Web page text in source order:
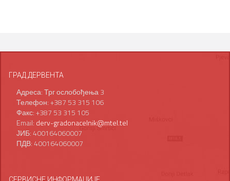
ГРАД ДЕРВЕНТА
Адреса: Трг ослобођења 3
Телефон: +387 53 315 106
Факс: +387 53 315 105
Email: derv-gradonacelnik@mtel.tel
ЈИБ: 400164060007
ПДВ: 400164060007